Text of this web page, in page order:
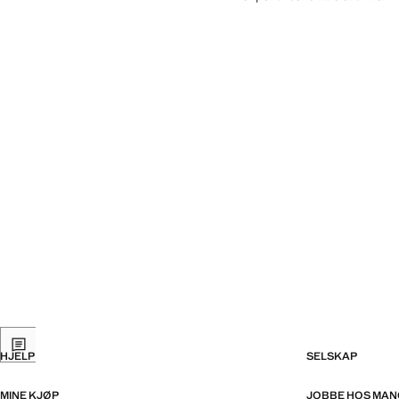
HJELP SELSKAP
MINE KJØP JOBBE HOS